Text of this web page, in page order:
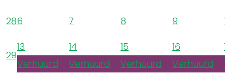
286 7 8 9
29
13
Verhuurd
14
Verhuurd
15
Verhuurd
16
Verhuurd